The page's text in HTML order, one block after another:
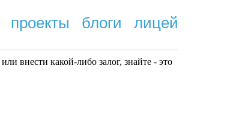
проекты блоги лицей
внести какой-либо залог, знайте - это